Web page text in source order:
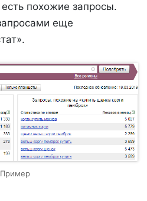
похожие запросы.
еще
Пример